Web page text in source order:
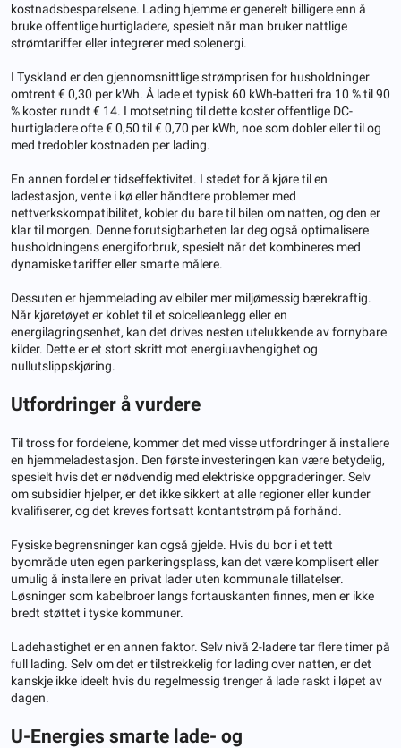
kostnadsbesparelsene. Lading hjemme er generelt billigere enn å
bruke offentlige hurtigladere, spesielt når man bruker nattlige
strømtariffer eller integrerer med solenergi.
I Tyskland er den gjennomsnittlige strømprisen for husholdninger
omtrent € 0,30 per kWh. Å lade et typisk 60 kWh-batteri fra 10 % til 90
% koster rundt € 14. I motsetning til dette koster offentlige DC-
hurtigladere ofte € 0,50 til € 0,70 per kWh, noe som dobler eller til og
med tredobler kostnaden per lading.
En annen fordel er tidseffektivitet. I stedet for å kjøre til en
ladestasjon, vente i kø eller håndtere problemer med
nettverkskompatibilitet, kobler du bare til bilen om natten, og den er
klar til morgen. Denne forutsigbarheten lar deg også optimalisere
husholdningens energiforbruk, spesielt når det kombineres med
dynamiske tariffer eller smarte målere.
Dessuten er hjemmelading av elbiler mer miljømessig bærekraftig.
Når kjøretøyet er koblet til et solcelleanlegg eller en
energilagringsenhet, kan det drives nesten utelukkende av fornybare
kilder. Dette er et stort skritt mot energiuavhengighet og
nullutslippskjøring.
Utfordringer å vurdere
Til tross for fordelene, kommer det med visse utfordringer å installere
en hjemmeladestasjon. Den første investeringen kan være betydelig,
spesielt hvis det er nødvendig med elektriske oppgraderinger. Selv
om subsidier hjelper, er det ikke sikkert at alle regioner eller kunder
kvalifiserer, og det kreves fortsatt kontantstrøm på forhånd.
Fysiske begrensninger kan også gjelde. Hvis du bor i et tett
byområde uten egen parkeringsplass, kan det være komplisert eller
umulig å installere en privat lader uten kommunale tillatelser.
Løsninger som kabelbroer langs fortauskanten finnes, men er ikke
bredt støttet i tyske kommuner.
Ladehastighet er en annen faktor. Selv nivå 2-ladere tar flere timer på
full lading. Selv om det er tilstrekkelig for lading over natten, er det
kanskje ikke ideelt hvis du regelmessig trenger å lade raskt i løpet av
dagen.
U-Energies smarte lade- og